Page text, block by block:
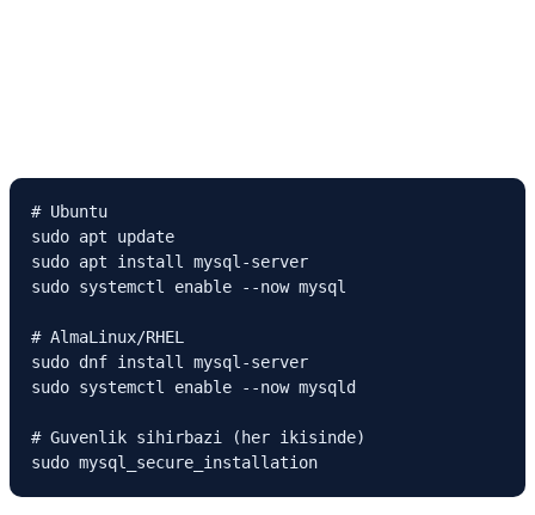
# Ubuntu
sudo apt update
sudo apt install mysql-server
sudo systemctl enable --now mysql
# AlmaLinux/RHEL
sudo dnf install mysql-server
sudo systemctl enable --now mysqld
# Guvenlik sihirbazi (her ikisinde)
sudo mysql_secure_installation